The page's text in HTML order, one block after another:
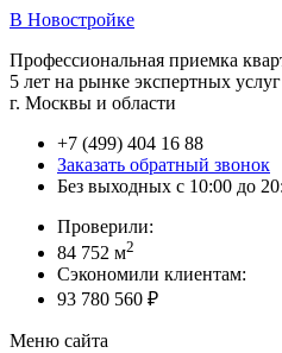
В Новостройке
Профессиональная приемка
5 лет на рынке экспертных услуг
г. Москвы и области
+7 (499) 404 16 88
Заказать обратный звонок
Без выходных с 10:00 до
Проверили:
84 752 м2
Сэкономили клиентам:
93 780 560 ₽
Меню сайта